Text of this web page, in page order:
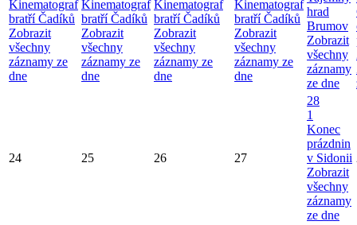
Kinematograf
bratří Čadíků
Zobrazit
všechny
záznamy ze
dne
Kinematograf
bratří Čadíků
Zobrazit
všechny
záznamy ze
dne
Kinematograf
bratří Čadíků
Zobrazit
všechny
záznamy ze
dne
Kinematograf
bratří Čadíků
Zobrazit
všechny
záznamy ze
dne
hrad
Brumov
Zobrazit
všechny
záznamy
ze dne
24 25 26 27
28
1
Konec
prázdnin
v Sidonii
Zobrazit
všechny
záznamy
ze dne